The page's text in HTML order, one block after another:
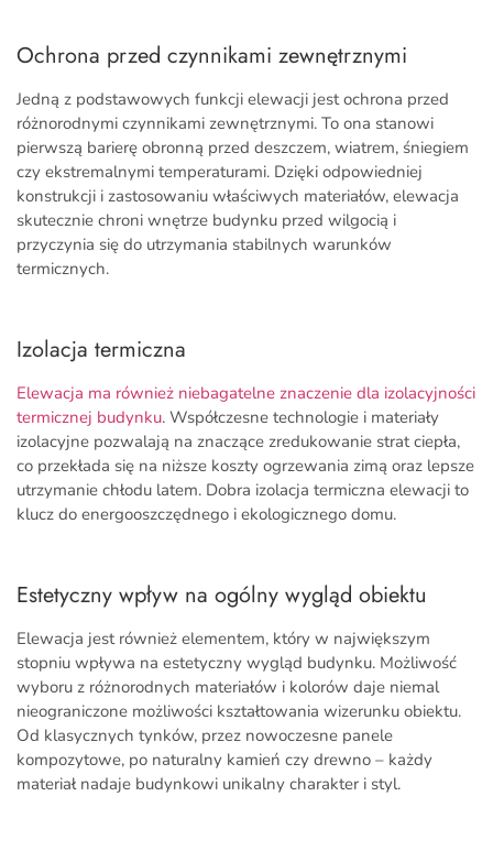
Ochrona przed czynnikami zewnętrznymi
Jedną z podstawowych funkcji elewacji jest ochrona przed
różnorodnymi czynnikami zewnętrznymi. To ona stanowi
pierwszą barierę obronną przed deszczem, wiatrem, śniegiem
czy ekstremalnymi temperaturami. Dzięki odpowiedniej
konstrukcji i zastosowaniu właściwych materiałów, elewacja
skutecznie chroni wnętrze budynku przed wilgocią i
przyczynia się do utrzymania stabilnych warunków
termicznych.
Izolacja termiczna
Elewacja ma również niebagatelne znaczenie dla izolacyjności
termicznej budynku. Współczesne technologie i materiały
izolacyjne pozwalają na znaczące zredukowanie strat ciepła,
co przekłada się na niższe koszty ogrzewania zimą oraz lepsze
utrzymanie chłodu latem. Dobra izolacja termiczna elewacji to
klucz do energooszczędnego i ekologicznego domu.
Estetyczny wpływ na ogólny wygląd obiektu
Elewacja jest również elementem, który w największym
stopniu wpływa na estetyczny wygląd budynku. Możliwość
wyboru z różnorodnych materiałów i kolorów daje niemal
nieograniczone możliwości kształtowania wizerunku obiektu.
Od klasycznych tynków, przez nowoczesne panele
kompozytowe, po naturalny kamień czy drewno – każdy
materiał nadaje budynkowi unikalny charakter i styl.